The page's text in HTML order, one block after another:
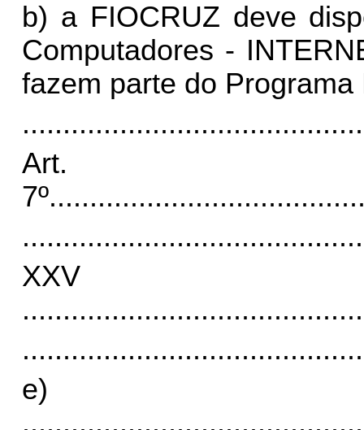
b) a FIOCRUZ deve
Computadores -
fazem parte do
Art.
7º
e)